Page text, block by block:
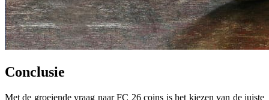
Conclusie
Met de groeiende vraag naar FC 26 coins is het kiezen van de juiste